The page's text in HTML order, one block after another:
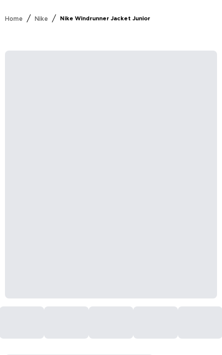
Home / Nike / Nike Windrunner Jacket Junior